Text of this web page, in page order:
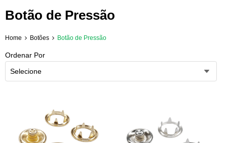
Botão de Pressão
Home Botões Botão de Pressão
Ordenar Por
Selecione